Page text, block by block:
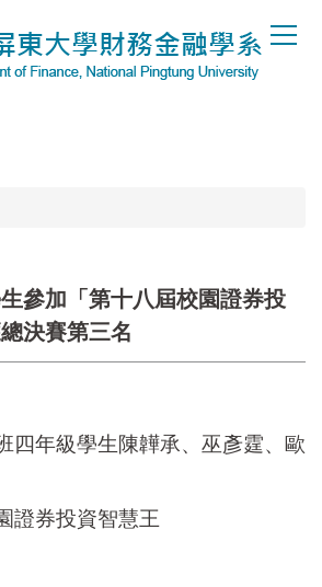
參加「第十八屆校園證券投
決賽第三名
四年級學生陳韡承、巫彥霆、歐
證券投資智慧王